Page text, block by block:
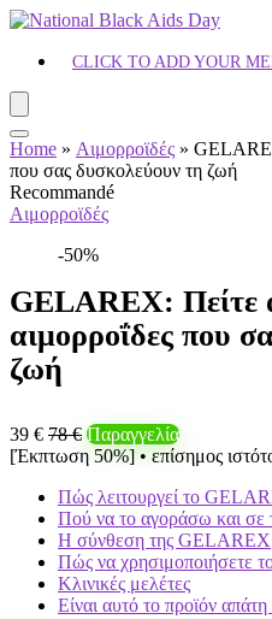
CLICK TO ADD YOUR
Home » Αιμορροϊδές »
που σας δυσκολεύουν τη ζωή
Recommandé
Αιμορροϊδές
-50%
GELAREX: Πείτε
αιμορροΐδες που
ζωή
39 € 78 € Παραγγελία
[Έκπτωση 50%] • επίσημος
Πώς λειτουργεί το
Πού να το αγοράσω και σε
Η σύνθεση της GELAREX
Πώς να χρησιμοποιήσετε
Κλινικές μελέτες
Είναι αυτό το προϊόν απάτη